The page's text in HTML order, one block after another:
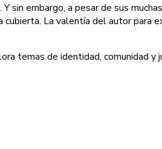
sin embargo, a pesar de sus
La valentía del autor para
temas de identidad, comunidad y